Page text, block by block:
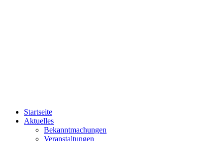
Startseite
Aktuelles
Bekanntmachungen
Veranstaltungen